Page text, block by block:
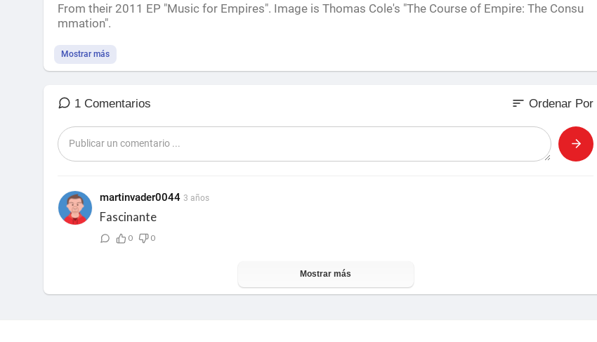
From their 2011 EP "Music for Empires". Image is Thomas Cole's "The Course of Empire: The Consu
mmation".
Mostrar más
1 Comentarios sort Ordenar Por
martinvader0044 3 años
Fascinante
0 0
Mostrar más